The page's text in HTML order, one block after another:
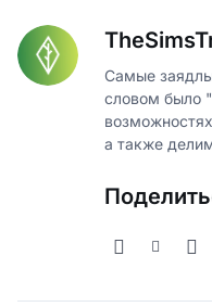
Самые
словом было
а также